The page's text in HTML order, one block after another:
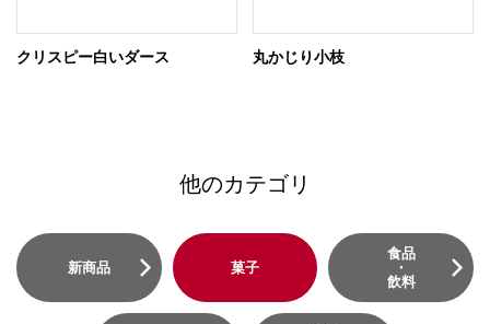
クリスピー白いダース 丸かじり小枝
他のカテゴリ
新商品 菓子
食品
・
飲料